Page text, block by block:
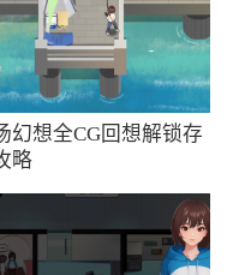
等多种功能数据；
制作，傻瓜式智能
选择使用，大片制
优质短视频制作不
智能照相服务软
大，用户可以在拍
幻想全CG回想解锁存
略